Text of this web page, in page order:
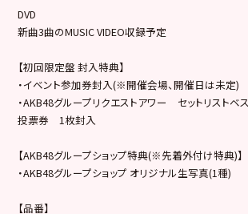
DVD
新曲3曲のMUSIC VIDEO収録予定
【初回限定盤 封入特典】
・イベント参加券封入(※開催会場、開催日は未定)
・AKB48グループリクエストアワー セットリスト
投票券 1枚封入
【AKB48グループショップ特典(※先着外付け特典)】
・AKB48グループショップ オリジナル生写真(1種)
【品番】